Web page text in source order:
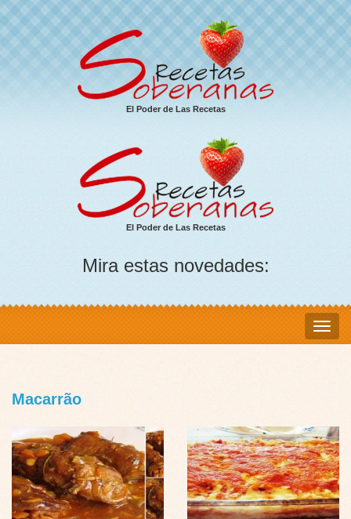
El Poder de Las Recetas
El Poder de Las Recetas
Mira estas novedades:
Macarrão